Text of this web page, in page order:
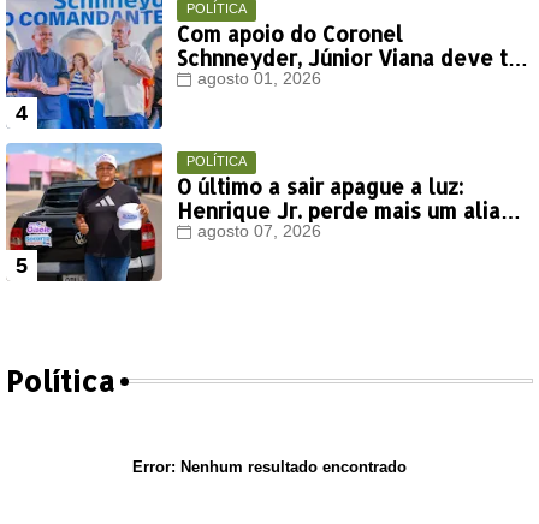
POLÍTICA
Com apoio do Coronel
Schnneyder, Júnior Viana deve ter
votação expressiva em Timon
agosto 01, 2026
POLÍTICA
O último a sair apague a luz:
Henrique Jr. perde mais um aliado
em Timon
agosto 07, 2026
Política
Error: Nenhum resultado encontrado